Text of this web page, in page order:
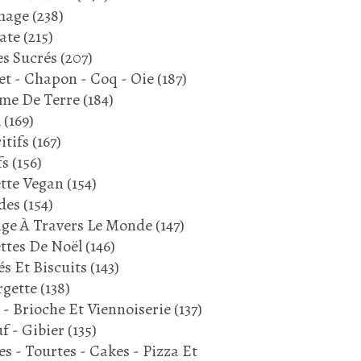
(238)
(215)
Sucrés (207)
- Chapon - Coq - Oie(187)
De Terre(184)
(169)
(167)
(156)
Vegan (154)
(154)
À Travers Le Monde(147)
De Noël(146)
Et Biscuits (143)
(138)
Brioche Et Viennoiserie(137)
- Gibier (135)
- Tourtes - Cakes - Pizza Et